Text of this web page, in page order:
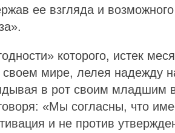
ее взгляда и
которого, истек
своем мире, лелея надежду
в рот своим младшим
«Мы согласны, что
и не против